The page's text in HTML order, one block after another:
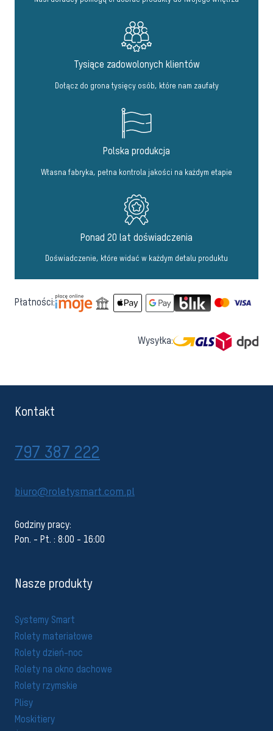
Tysiące zadowolonych klientów
Dołącz do grona tysięcy osób, które nam zaufały
Polska produkcja
Własna fabryka, pełna kontrola jakości na każdym etapie
Ponad 20 lat doświadczenia
Doświadczenie, które widać w każdym detalu produktu
Płatności:
Wysyłka:
Kontakt
797 387 222
biuro@roletysmart.com.pl
Godziny pracy:
Pon. - Pt. : 8:00 - 16:00
Nasze produkty
Systemy Smart
Rolety materiałowe
Rolety dzień-noc
Rolety na okno dachowe
Rolety rzymskie
Plisy
Moskitiery